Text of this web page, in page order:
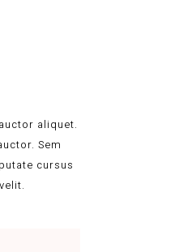
aliquet.
Sem
cursus